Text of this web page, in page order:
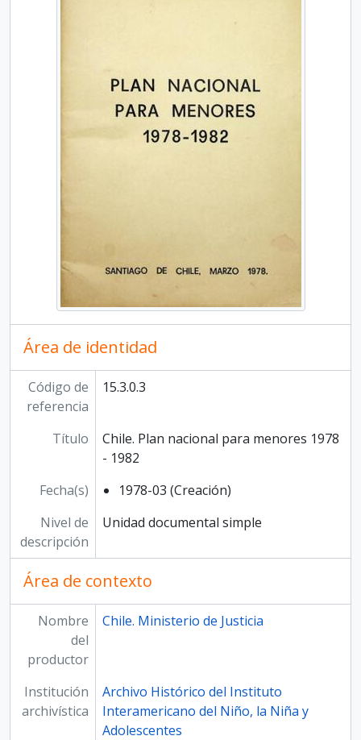
Área de identidad
Código de
referencia
15.3.0.3
Título
Chile. Plan nacional para menores 1978
- 1982
Fecha(s)
1978-03 (Creación)
Nivel de
descripción
Unidad documental simple
Área de contexto
Nombre
del
productor
Chile. Ministerio de Justicia
Institución
archivística
Archivo Histórico del Instituto
Interamericano del Niño, la Niña y
Adolescentes